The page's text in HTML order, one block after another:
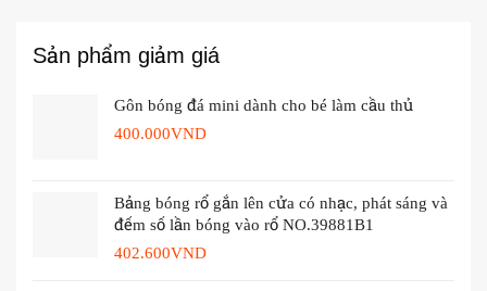
Sản phẩm giảm giá
Gôn bóng đá mini dành cho bé làm cầu thủ
400.000VND
Bảng bóng rổ gắn lên cửa có nhạc, phát sáng và
đếm số lần bóng vào rổ NO.39881B1
402.600VND